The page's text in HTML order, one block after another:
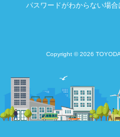
パスワードがわからない場
Copyright © 2026